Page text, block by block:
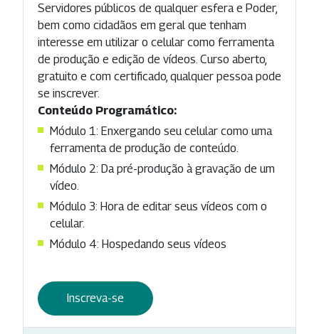
Servidores públicos de qualquer esfera e Poder,
bem como cidadãos em geral que tenham
interesse em utilizar o celular como ferramenta
de produção e edição de vídeos. Curso aberto,
gratuito e com certificado, qualquer pessoa pode
se inscrever.
Conteúdo Programático:
Módulo 1: Enxergando seu celular como uma
ferramenta de produção de conteúdo.
Módulo 2: Da pré-produção à gravação de um
vídeo.
Módulo 3: Hora de editar seus vídeos com o
celular.
Módulo 4: Hospedando seus vídeos
Inscreva-se